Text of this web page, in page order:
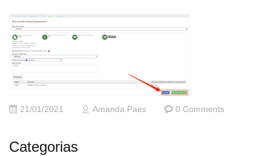
21/01/2021 Amanda Paes 0 Comments
Categorias